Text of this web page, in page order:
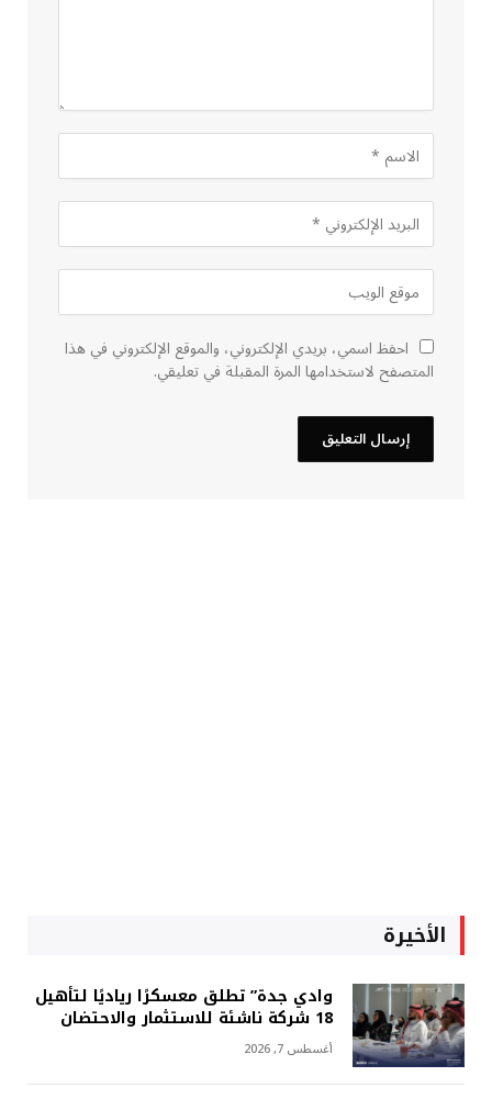
احفظ اسمي، بريدي الإلكتروني، والموقع الإلكتروني في هذا
المتصفح لاستخدامها المرة المقبلة في تعليقي.
الأخيرة
وادي جدة” تطلق معسكرًا رياديًا لتأهيل
18 شركة ناشئة للاستثمار والاحتضان
أغسطس 7, 2026